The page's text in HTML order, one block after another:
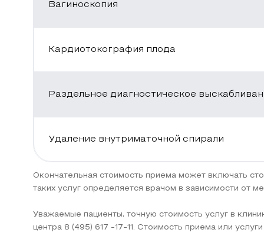
Вагиноскопия
Кардиотокография плода
Раздельное диагностическое
Удаление внутриматочной спирали
Окончательная стоимость приема может включать
таких услуг определяется врачом в зависимости от
Уважаемые пациенты, точную стоимость услуг в
центра 8 (495) 617 -17-11. Стоимость приема или